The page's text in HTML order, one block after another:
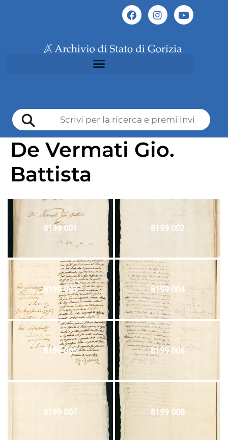
De Vermati Gio.
Battista
8199 001 8199 002
8199 003 8199 004
8199 005 8199 006
8199 007 8199 008